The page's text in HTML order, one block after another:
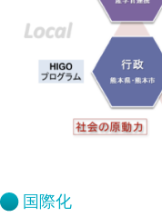
幹細胞誘導分野
胎盤発生分野
脳発生分野
腎臓発生分野
生殖発生分野
国際化